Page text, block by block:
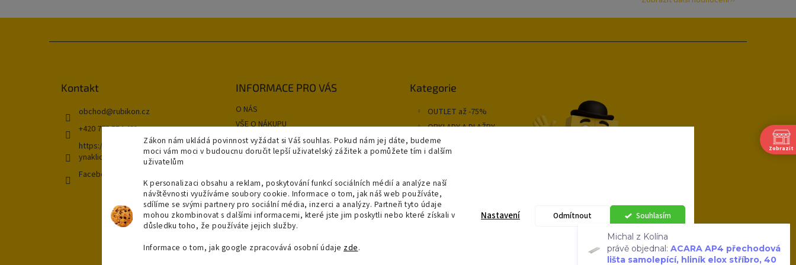
Zákon nám ukládá povinnost vyžádat si Váš souhlas. Pokud nám jej dáte, budeme
moci vám moci v budoucnu doručit lepší uživatelský zážitek a pomůžete tím i dalším
uživatelům
K personalizaci obsahu a reklam, poskytování funkcí sociálních médií a analýze naší
návštěvnosti využíváme soubory cookie. Informace o tom, jak náš web používáte,
sdílíme se svými partnery pro sociální média, inzerci a analýzy. Partneři tyto údaje
mohou zkombinovat s dalšími informacemi, které jste jim poskytli nebo které získali v
důsledku toho, že používáte jejich služby.
Informace o tom, jak google zpracovává osobní údaje zde.
Souhlasím
Odmítnout
Nastavení
Kontakt
obchod@rubikon.cz
+420 775 554 421
Facebook
https://www.instagram.com/koupeln
ynaklic/
INFORMACE PRO VÁS
O NÁS
VŠE O NÁKUPU
OBCHODNÍ PODMÍNKY
GDPR
DOPRAVA A PLATBA
NAŠE PRODEJNA
Moje objednávka
kategorie
Kategorie
OUTLET až -75%
OBKLADY A DLAŽBY
KOUPELNY
OSVĚTLENÍ
Zobrazit
Michal z Kolína
právě objednal:ACARA AP4 přechodová
lišta samolepící, hliník elox stříbro, 40